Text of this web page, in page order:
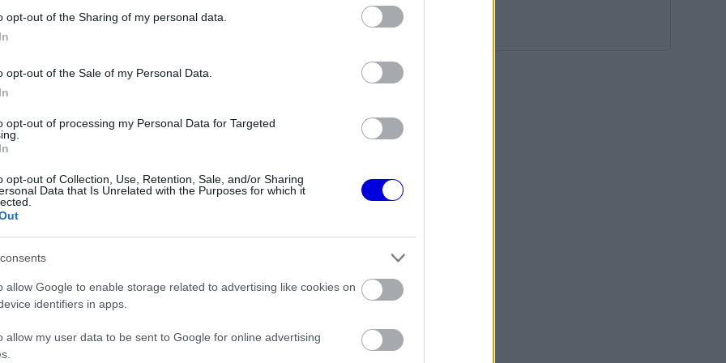
opt-out of the Sharing of my personal data.
opt-out of the Sale of my Personal Data.
opt-out of processing my Personal Data for Targeted
opt-out of Collection, Use, Retention, Sale, and/or Sharing
Data that Is Unrelated with the Purposes for which it
allow Google to enable storage related to advertising like cookies on
identifiers in apps.
allow my user data to be sent to Google for online advertising
Bullnál
Ferrari Lewis Hamilton miatt